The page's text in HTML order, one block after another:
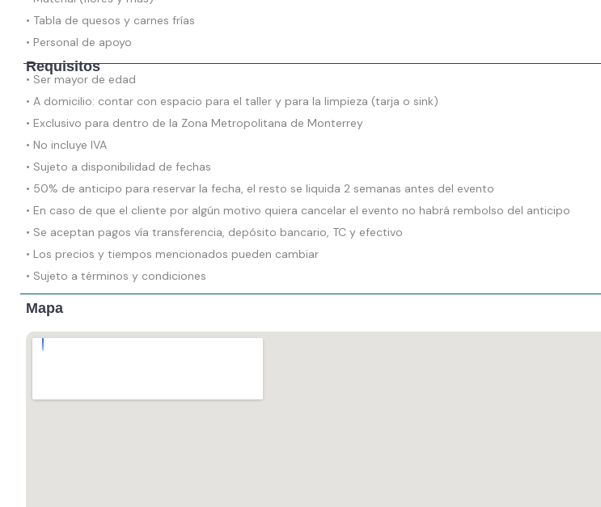
• Tabla de quesos y carnes frías
• Personal de apoyo
Requisitos
• Ser mayor de edad
• A domicilio: contar con espacio para el taller y para la limpieza (tarja o sink)
• Exclusivo para dentro de la Zona Metropolitana de Monterrey
• No incluye IVA
• Sujeto a disponibilidad de fechas
• 50% de anticipo para reservar la fecha, el resto se liquida 2 semanas antes del evento
• En caso de que el cliente por algún motivo quiera cancelar el evento no habrá rembolso del anticipo
• Se aceptan pagos vía transferencia, depósito bancario, TC y efectivo
• Los precios y tiempos mencionados pueden cambiar
• Sujeto a términos y condiciones
Mapa